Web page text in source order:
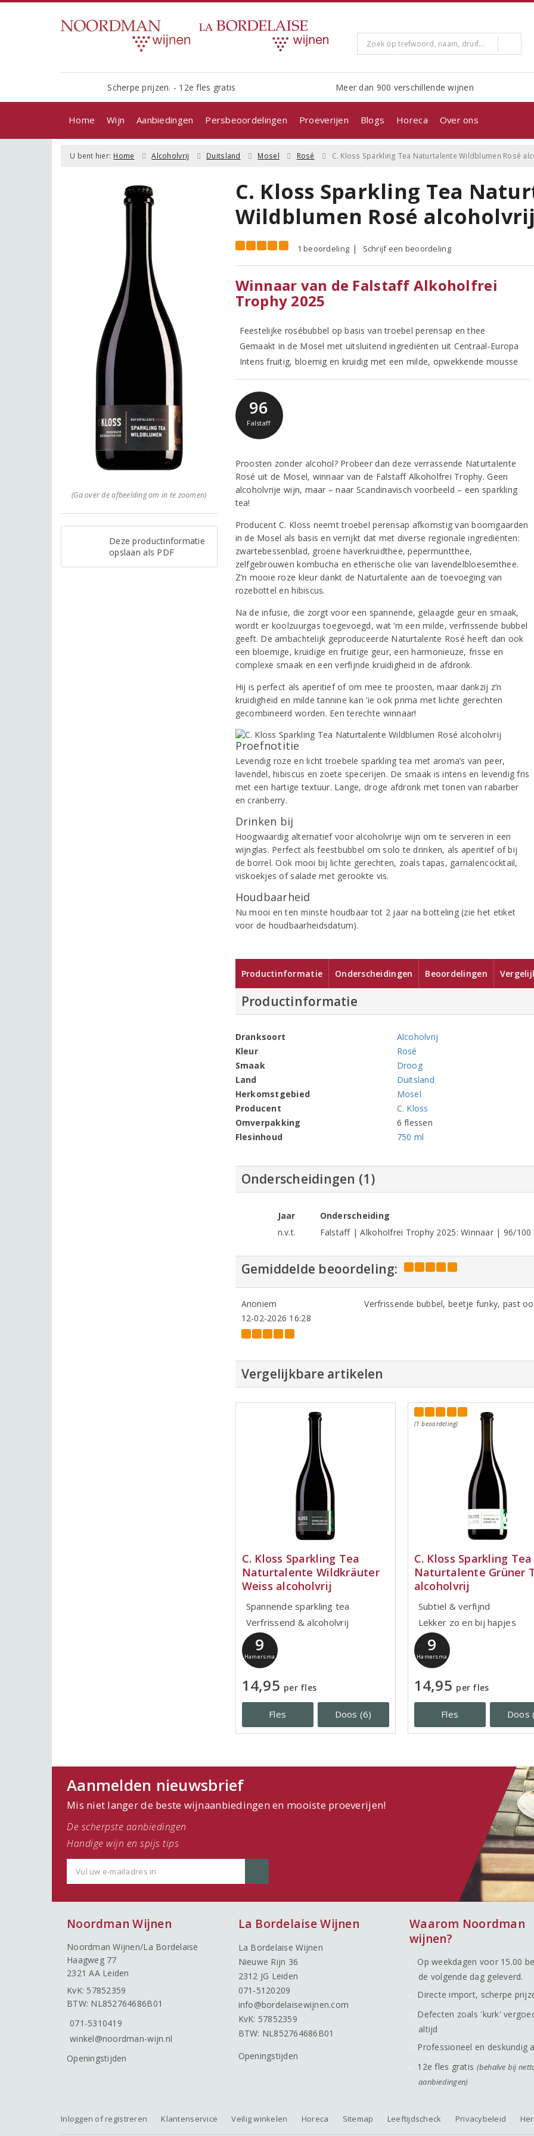
Scherpe prijzen. - 12e fles gratis Meer dan 900 verschillende wijnen
Home Wijn Aanbiedingen Persbeoordelingen Proeverijen Blogs Horeca Over ons
U bent hier: Home Alcoholvrij Duitsland Mosel Rosé C. Kloss Sparkling Tea Naturtalente Wildblumen Rosé
(Ga over de afbeelding om in te zoomen)
Deze productinformatie
opslaan als PDF
C. Kloss Sparkling Tea
Wildblumen Rosé alcoholvrij
1 beoordeling Schrijf een beoordeling
Winnaar van de Falstaff Alkoholfrei
Trophy 2025
Feestelijke rosébubbel op basis van troebel perensap en thee
Gemaakt in de Mosel met uitsluitend ingrediënten uit Centraal-Europa
Intens fruitig, bloemig en kruidig met een milde, opwekkende mousse
96
Falstaff
Proosten zonder alcohol? Probeer dan deze verrassende Naturtalente
Rosé uit de Mosel, winnaar van de Falstaff Alkoholfrei Trophy. Geen
alcoholvrije wijn, maar – naar Scandinavisch voorbeeld – een sparkling
tea!
Producent C. Kloss neemt troebel perensap afkomstig van boomgaarden
in de Mosel als basis en verrijkt dat met diverse regionale ingrediënten:
zwartebessenblad, groene haverkruidthee, pepermuntthee,
zelfgebrouwen kombucha en etherische olie van lavendelbloesemthee.
Z’n mooie roze kleur dankt de Naturtalente aan de toevoeging van
rozebottel en hibiscus.
Na de infusie, die zorgt voor een spannende, gelaagde geur en smaak,
wordt er koolzuurgas toegevoegd, wat ‘m een milde, verfrissende bubbel
geeft. De ambachtelijk geproduceerde Naturtalente Rosé heeft dan ook
een bloemige, kruidige en fruitige geur, een harmonieuze, frisse en
complexe smaak en een verfijnde kruidigheid in de afdronk.
Hij is perfect als aperitief of om mee te proosten, maar dankzij z’n
kruidigheid en milde tannine kan ‘ie ook prima met lichte gerechten
gecombineerd worden. Een terechte winnaar!
Proefnotitie
Levendig roze en licht troebele sparkling tea met aroma’s van peer,
lavendel, hibiscus en zoete specerijen. De smaak is intens en levendig fris
met een hartige textuur. Lange, droge afdronk met tonen van rabarber
en cranberry.
Drinken bij
Hoogwaardig alternatief voor alcoholvrije wijn om te serveren in een
wijnglas. Perfect als feestbubbel om solo te drinken, als aperitief of bij
de borrel. Ook mooi bij lichte gerechten, zoals tapas, garnalencocktail,
viskoekjes of salade met gerookte vis.
Houdbaarheid
Nu mooi en ten minste houdbaar tot 2 jaar na botteling (zie het etiket
voor de houdbaarheidsdatum).
Productinformatie Onderscheidingen Beoordelingen
Productinformatie
Dranksoort
Alcoholvrij
Kleur
Rosé
Smaak
Droog
Land
Duitsland
Herkomstgebied
Mosel
Producent
C. Kloss
Omverpakking
6 flessen
Flesinhoud
750 ml
Onderscheidingen (1)
Jaar
Onderscheiding
n.v.t.
Falstaff | Alkoholfrei Trophy 2025: Winnaar | 96/
Gemiddelde beoordeling:
Anoniem
12-02-2026 16:28
Verfrissende bubbel, beetje funky, past
Vergelijkbare artikelen
C. Kloss Sparkling Tea
Naturtalente Wildkräuter
Weiss alcoholvrij
Spannende sparkling tea
Verfrissend & alcoholvrij
9
Hamersma
14,95 per fles
Fles Doos (6)
(1 beoordeling)
C. Kloss Sparkling Tea
Naturtalente Grüner
alcoholvrij
Subtiel & verfijnd
Lekker zo en bij hapjes
9
Hamersma
14,95 per fles
Fles Doos
Aanmelden nieuwsbrief
Mis niet langer de beste wijnaanbiedingen en mooiste proeverijen!
De scherpste aanbiedingen
Handige wijn en spijs tips
Noordman Wijnen
Noordman Wijnen/La Bordelaise
Haagweg 77
2321 AA Leiden
KvK: 57852359
BTW: NL852764686B01
071-5310419
winkel@noordman-wijn.nl
Openingstijden
La Bordelaise Wijnen
La Bordelaise Wijnen
Nieuwe Rijn 36
2312 JG Leiden
071-5120209
info@bordelaisewijnen.com
KvK: 57852359
BTW: NL852764686B01
Openingstijden
Waarom Noordman
wijnen?
Op weekdagen voor 15.00
de volgende dag geleverd.
Directe import, scherpe
Defecten zoals 'kurk'
altijd
Professioneel en deskundig
12e fles gratis (behalve bij
aanbiedingen)
Inloggen of registreren Klantenservice Veilig winkelen Horeca Sitemap Leeftijdscheck Privacybeleid